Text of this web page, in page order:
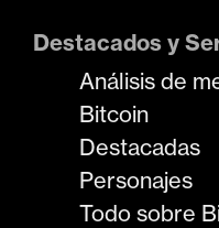
Destacados y
Análisis de
Bitcoin
Destacadas
Personajes
Todo sobre